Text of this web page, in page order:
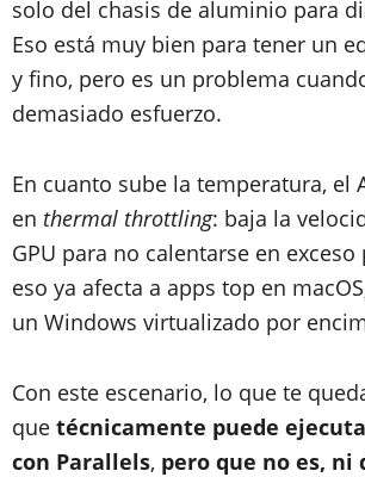
solo del chasis de aluminio para
Eso está muy bien para tener un
y fino, pero es un problema
demasiado esfuerzo.
En cuanto sube la temperatura, el
en thermal throttling: baja la
GPU para no calentarse en
eso ya afecta a apps top en
un Windows virtualizado por
Con este escenario, lo que te
que técnicamente puede
con Parallels, pero que no es, ni